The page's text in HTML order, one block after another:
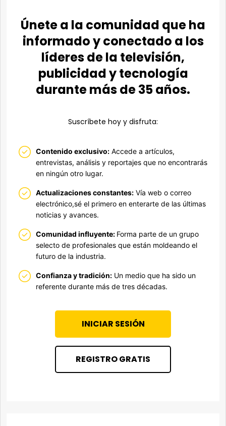
Únete a la comunidad que ha
informado y conectado a los
líderes de la televisión,
publicidad y tecnología
durante más de 35 años.
Suscríbete hoy y disfruta:
Contenido exclusivo: Accede a artículos,
entrevistas, análisis y reportajes que no encontrarás
en ningún otro lugar.
Actualizaciones constantes: Vía web o correo
electrónico,sé el primero en enterarte de las últimas
noticias y avances.
Comunidad influyente: Forma parte de un grupo
selecto de profesionales que están moldeando el
futuro de la industria.
Confianza y tradición: Un medio que ha sido un
referente durante más de tres décadas.
INICIAR SESIÓN
REGISTRO GRATIS